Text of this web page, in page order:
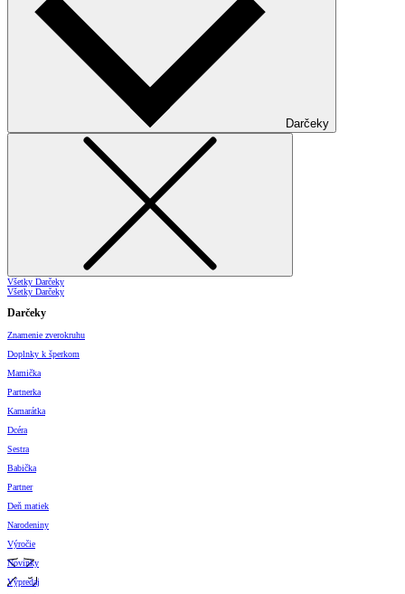
Darčeky
Všetky Darčeky
Všetky Darčeky
Darčeky
Znamenie zverokruhu
Doplnky k šperkom
Mamička
Partnerka
Kamarátka
Dcéra
Sestra
Babička
Partner
Deň matiek
Narodeniny
Výročie
Novinky
Výpredaj